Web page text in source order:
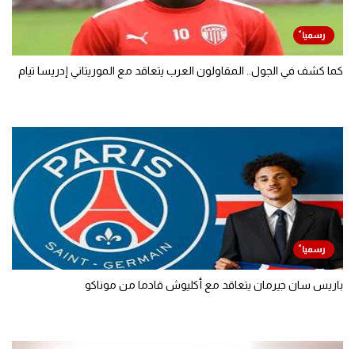
كما كشف في الجول.. المقاولون العرب يتعاقد مع الموريتاني إدريسا تيام
باريس سان جيرمان يتعاقد مع أكليوش قادما من موناكو